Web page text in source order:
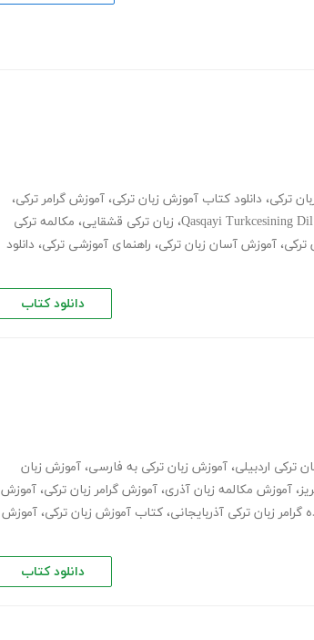
ترکی، دانلود کتاب آموزش زبان ترکی، آموزش گرامر ترکی،
Qasqayi Turkcesining، زبان ترکی قشقایی، مکالمه ترکی
ترکی، آموزش آسان زبان ترکی، راهنمای آموزشی ترکی، دانلود
دانلود کتاب
ترکی اردبیلی، آموزش زبان ترکی به فارسی، آموزش زبان
، آموزش مکالمه زبان آذری، آموزش گرامر زبان ترکی، آموزش
زبان ترکی آذربایجانی، کتاب آموزش زبان ترکی، آموزش
دانلود کتاب